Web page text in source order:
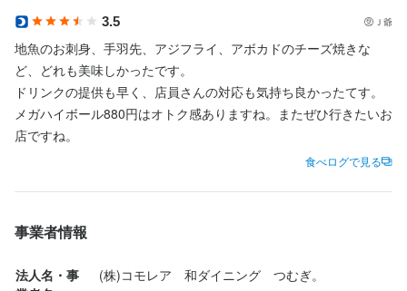
3.5 Ｊ爺
地魚のお刺身、手羽先、アジフライ、アボカドのチーズ焼きな
ど、どれも美味しかったです。
ドリンクの提供も早く、店員さんの対応も気持ち良かったてす。
メガハイボール880円はオトク感ありますね。またぜひ行きたいお
店ですね。
食べログで見る
事業者情報
法人名・事
(株)コモレア　和ダイニング　つむぎ。